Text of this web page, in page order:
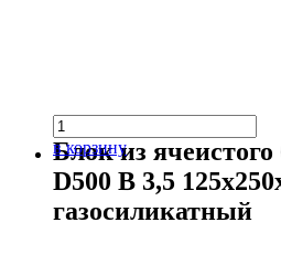
в корзину
Блок из ячеистого
D500 В 3,5
газосиликатный